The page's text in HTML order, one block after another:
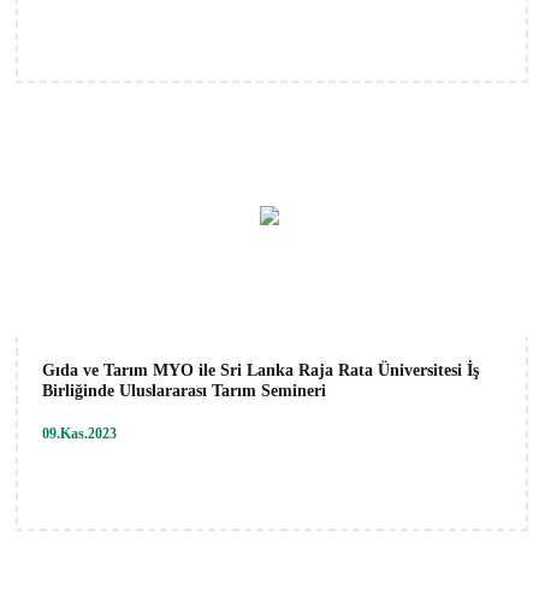
Gıda ve Tarım MYO ile Sri Lanka Raja Rata Üniversitesi İş
Birliğinde Uluslararası Tarım Semineri
09.Kas.2023